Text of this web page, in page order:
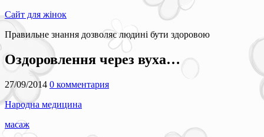
Сайт для жінок
Правильне знання дозволяє людині бути здоровою
Оздоровлення через вуха…
27/09/2014 0 комментария
Народна медицина
масаж